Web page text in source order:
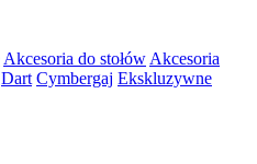
Akcesoria do stołów Akcesoria
Dart Cymbergaj Ekskluzywne